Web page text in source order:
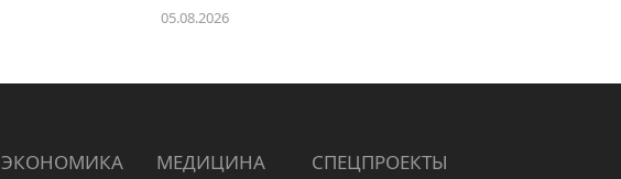
05.08.2026
ЭКОНОМИКА
МЕДИЦИНА
СПЕЦПРОЕКТЫ